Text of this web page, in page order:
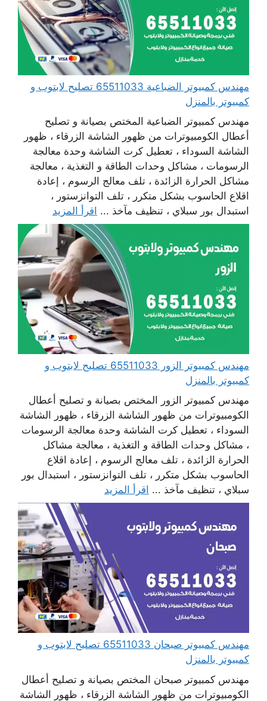
مهندس كمبيوتر الضباعية 65511033 تصليح لابتوب و
كمبيوتر بالمنزل
مهندس كمبيوتر الضباعية المختص بصيانة و تصليح
أعطال الكومبيوترات من ظهور الشاشة الزرقاء ، ظهور
الشاشة السوداء ، تعطيل كرت الشاشة وحدة معالجة
الرسومات ، مشاكل وحدات الطاقة و التغذية ، معالجة
مشاكل الحرارة الزائدة ، تلف معالج الرسوم ، إعادة
اقلاع الحاسوب بشكل متكرر ، تلف التوانزستور ،
استبدال بور سبلاي ، تنظيف مآخذ ... اقرأ المزيد
مهندس كمبيوتر الزور 65511033 تصليح لابتوب و
كمبيوتر بالمنزل
مهندس كمبيوتر الزور المختص بصيانة و تصليح أعطال
الكومبيوترات من ظهور الشاشة الزرقاء ، ظهور الشاشة
السوداء ، تعطيل كرت الشاشة وحدة معالجة الرسومات
، مشاكل وحدات الطاقة و التغذية ، معالجة مشاكل
الحرارة الزائدة ، تلف معالج الرسوم ، إعادة اقلاع
الحاسوب بشكل متكرر ، تلف التوانزستور ، استبدال بور
سبلاي ، تنظيف مآخذ ... اقرأ المزيد
مهندس كمبيوتر صبحان 65511033 تصليح لابتوب و
كمبيوتر بالمنزل
مهندس كمبيوتر صبحان المختص بصيانة و تصليح أعطال
الكومبيوترات من ظهور الشاشة الزرقاء ، ظهور الشاشة